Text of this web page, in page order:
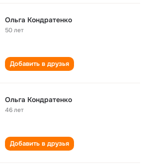
Ольга Кондратенко
50 лет
Добавить в друзья
Ольга Кондратенко
46 лет
Добавить в друзья